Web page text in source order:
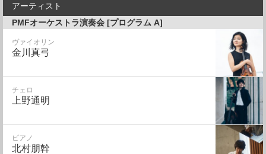
アーティスト
PMFオーケストラ演奏会 [プログラム A]
ヴァイオリン
金川真弓
チェロ
上野通明
ピアノ
北村朋幹